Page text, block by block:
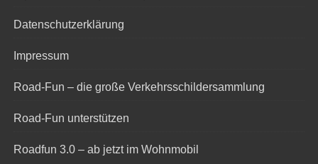
Datenschutzerklärung
Impressum
Road-Fun – die große Verkehrsschildersammlung
Road-Fun unterstützen
Roadfun 3.0 – ab jetzt im Wohnmobil